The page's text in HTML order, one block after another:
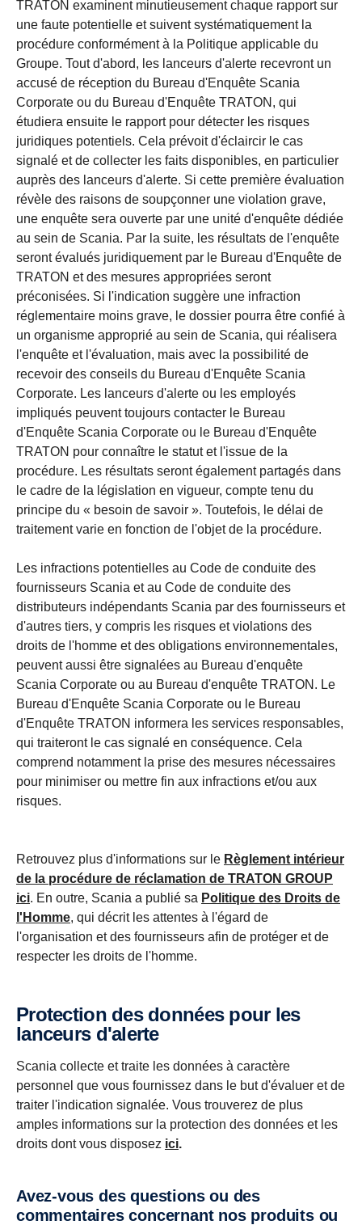
TRATON examinent minutieusement chaque rapport sur
une faute potentielle et suivent systématiquement la
procédure conformément à la Politique applicable du
Groupe. Tout d'abord, les lanceurs d'alerte recevront un
accusé de réception du Bureau d'Enquête Scania
Corporate ou du Bureau d'Enquête TRATON, qui
étudiera ensuite le rapport pour détecter les risques
juridiques potentiels. Cela prévoit d'éclaircir le cas
signalé et de collecter les faits disponibles, en particulier
auprès des lanceurs d'alerte. Si cette première évaluation
révèle des raisons de soupçonner une violation grave,
une enquête sera ouverte par une unité d'enquête dédiée
au sein de Scania. Par la suite, les résultats de l'enquête
seront évalués juridiquement par le Bureau d'Enquête de
TRATON et des mesures appropriées seront
préconisées. Si l'indication suggère une infraction
réglementaire moins grave, le dossier pourra être confié à
un organisme approprié au sein de Scania, qui réalisera
l'enquête et l'évaluation, mais avec la possibilité de
recevoir des conseils du Bureau d'Enquête Scania
Corporate. Les lanceurs d'alerte ou les employés
impliqués peuvent toujours contacter le Bureau
d'Enquête Scania Corporate ou le Bureau d'Enquête
TRATON pour connaître le statut et l'issue de la
procédure. Les résultats seront également partagés dans
le cadre de la législation en vigueur, compte tenu du
principe du « besoin de savoir ». Toutefois, le délai de
traitement varie en fonction de l'objet de la procédure.
Les infractions potentielles au Code de conduite des
fournisseurs Scania et au Code de conduite des
distributeurs indépendants Scania par des fournisseurs et
d'autres tiers, y compris les risques et violations des
droits de l'homme et des obligations environnementales,
peuvent aussi être signalées au Bureau d'enquête
Scania Corporate ou au Bureau d'enquête TRATON. Le
Bureau d'Enquête Scania Corporate ou le Bureau
d'Enquête TRATON informera les services responsables,
qui traiteront le cas signalé en conséquence. Cela
comprend notamment la prise des mesures nécessaires
pour minimiser ou mettre fin aux infractions et/ou aux
risques.
Retrouvez plus d'informations sur le Règlement intérieur
de la procédure de réclamation de TRATON GROUP
ici. En outre, Scania a publié sa Politique des Droits de
l'Homme, qui décrit les attentes à l'égard de
l'organisation et des fournisseurs afin de protéger et de
respecter les droits de l'homme.
Protection des données pour les
lanceurs d'alerte
Scania collecte et traite les données à caractère
personnel que vous fournissez dans le but d'évaluer et de
traiter l'indication signalée. Vous trouverez de plus
amples informations sur la protection des données et les
droits dont vous disposez ici.
Avez-vous des questions ou des
commentaires concernant nos produits ou